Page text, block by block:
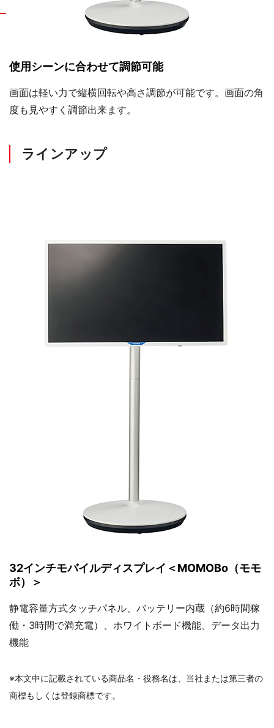
使用シーンに合わせて調節可能
画面は軽い力で縦横回転や高さ調節が可能です。画面の角
度も見やすく調節出来ます。
ラインアップ
32インチモバイルディスプレイ＜MOMOBo（モモ
ボ）＞
静電容量方式タッチパネル、バッテリー内蔵（約6時間稼
働・3時間で満充電）、ホワイトボード機能、データ出力
機能
※本文中に記載されている商品名・役務名は、当社または第三者の
商標もしくは登録商標です。